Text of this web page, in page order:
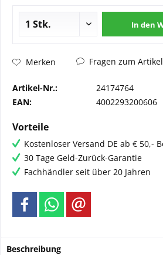
In den
Merken Fragen zum
Artikel-Nr.:
24174764
EAN:
4002293200606
Vorteile
Kostenloser Versand DE ab € 50,-
30 Tage Geld-Zurück-Garantie
Fachhändler seit über 20 Jahren
Beschreibung